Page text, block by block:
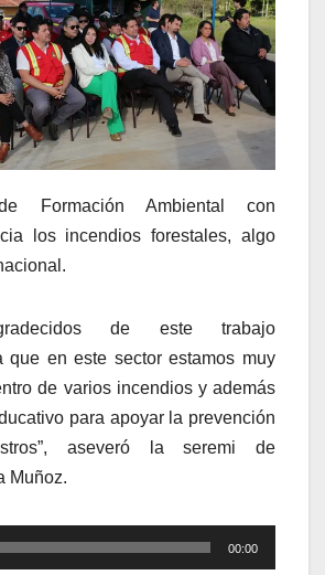
Formación Ambiental con
los incendios forestales, algo
de este trabajo
que en este sector estamos muy
de varios incendios y además
para apoyar la prevención
aseveró la seremi de
Muñoz.
00:00